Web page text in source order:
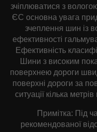
зчіплюватися з
ЄС основна увага
зчеплення шин із
ефективності
Ефективність
Шини з високим
поверхнею дороги
поверхні дороги за
ситуації кілька
Примітка: Під
рекомендованої